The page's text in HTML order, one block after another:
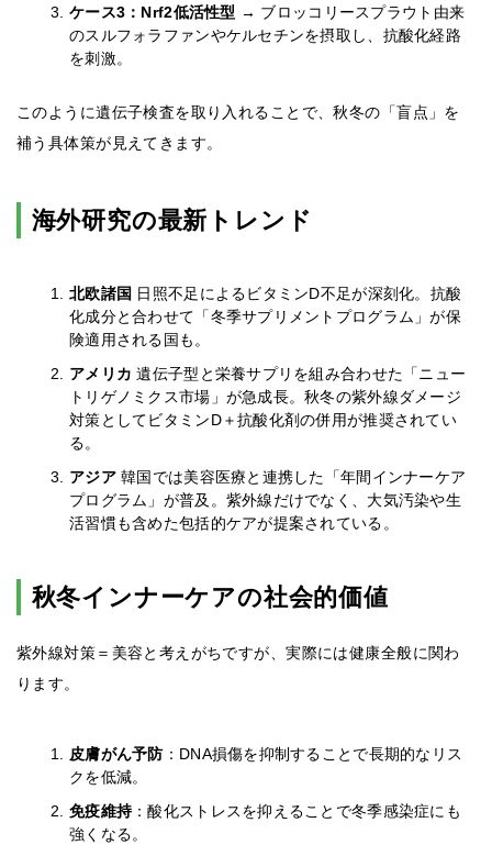
ケース3：Nrf2低活性型 → ブロッコリースプラウト由来
のスルフォラファンやケルセチンを摂取し、抗酸化経路
を刺激。
このように遺伝子検査を取り入れることで、秋冬の「盲点」を
補う具体策が見えてきます。
海外研究の最新トレンド
北欧諸国 日照不足によるビタミンD不足が深刻化。抗酸
化成分と合わせて「冬季サプリメントプログラム」が保
険適用される国も。
アメリカ遺伝子型と栄養サプリを組み合わせた「ニュー
トリゲノミクス市場」が急成長。秋冬の紫外線ダメージ
対策としてビタミンD＋抗酸化剤の併用が推奨されてい
る。
アジア韓国では美容医療と連携した「年間インナーケア
プログラム」が普及。紫外線だけでなく、大気汚染や生
活習慣も含めた包括的ケアが提案されている。
秋冬インナーケアの社会的価値
紫外線対策＝美容と考えがちですが、実際には健康全般に関わ
ります。
皮膚がん予防：DNA損傷を抑制することで長期的なリス
クを低減。
免疫維持：酸化ストレスを抑えることで冬季感染症にも
強くなる。